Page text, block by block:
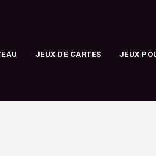
JEUX DE CARTES JEUX